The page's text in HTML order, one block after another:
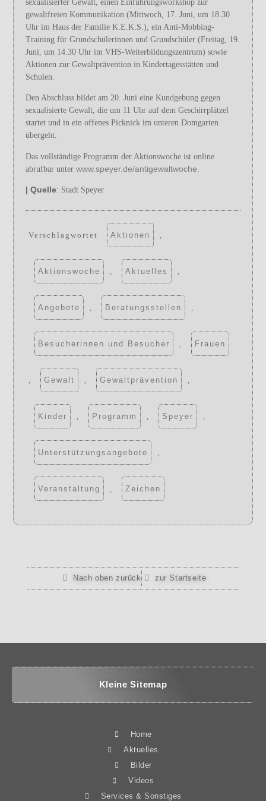
sexualisierter Gewalt, einen Einführungsworkshop zur
gewaltfreien Kommunikation (Mittwoch, 17. Juni, um 18.30
Uhr im Haus der Familie K.E.K.S.), ein Anti-Mobbing-
Training für Grundschülerinnen und Grundschüler (Freitag, 19.
Juni, um 14.30 Uhr im VHS-Weiterbildungszentrum) sowie
Aktionen zur Gewaltprävention in Kindertagesstätten und
Schulen.
Den Abschluss bildet am 20. Juni eine Kundgebung gegen
sexualisierte Gewalt, die um 11 Uhr auf dem Geschirrplätzel
startet und in ein offenes Picknick im unteren Domgarten
übergeht.
Das vollständige Programm der Aktionswoche ist online
abrufbar unterwww.speyer.de/antigewaltwoche
| Quelle: Stadt Speyer
Verschlagwortet Aktionen ,
Aktionswoche , Aktuelles ,
Angebote , Beratungsstellen ,
Besucherinnen und Besucher , Frauen
, Gewalt , Gewaltprävention ,
Kinder , Programm , Speyer ,
Unterstützungsangebote ,
Veranstaltung , Zeichen
Nach oben zurück zur Startseite
Kleine Sitemap
Home
Aktuelles
Bilder
Videos
Services & Sonstiges